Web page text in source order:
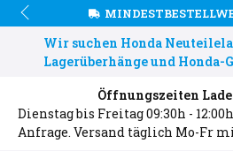
Wir suchen Honda
Lagerüberhänge und
Öffnungszeiten
Dienstag bis Freitag 09:30h -
Anfrage. Versand täglich Mo-Fr